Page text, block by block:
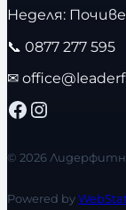
Неделя:
📞 0877 277 595
✉
Facebook Instagram
© 2026
Powered by